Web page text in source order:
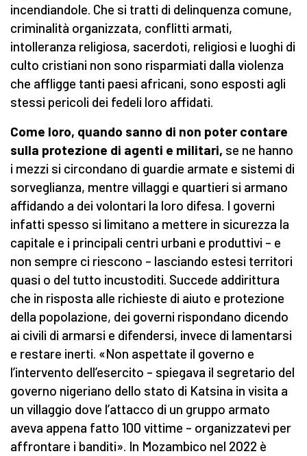
incendiandole. Che si tratti di delinquenza comune,
criminalità organizzata, conflitti armati,
intolleranza religiosa, sacerdoti, religiosi e luoghi di
culto cristiani non sono risparmiati dalla violenza
che affligge tanti paesi africani, sono esposti agli
stessi pericoli dei fedeli loro affidati.
Come loro, quando sanno di non poter contare
sulla protezione di agenti e militari, se ne hanno
i mezzi si circondano di guardie armate e sistemi di
sorveglianza, mentre villaggi e quartieri si armano
affidando a dei volontari la loro difesa. I governi
infatti spesso si limitano a mettere in sicurezza la
capitale e i principali centri urbani e produttivi – e
non sempre ci riescono – lasciando estesi territori
quasi o del tutto incustoditi. Succede addirittura
che in risposta alle richieste di aiuto e protezione
della popolazione, dei governi rispondano dicendo
ai civili di armarsi e difendersi, invece di lamentarsi
e restare inerti. «Non aspettate il governo e
l’intervento dell’esercito – spiegava il segretario del
governo nigeriano dello stato di Katsina in visita a
un villaggio dove l’attacco di un gruppo armato
aveva appena fatto 100 vittime – organizzatevi per
affrontare i banditi». In Mozambico nel 2022 è